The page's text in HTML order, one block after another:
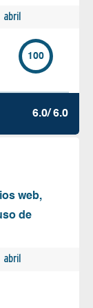
abril
100
6.0/ 6.0
web,
de
abril